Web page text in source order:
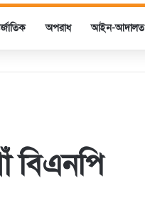
অপরাধ আইন-আদালত
বিএনপি